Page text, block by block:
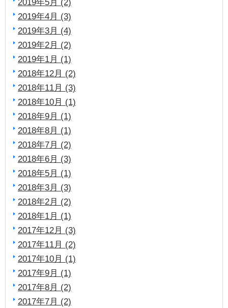
2019年4月 (3)
2019年3月 (4)
2019年2月 (2)
2019年1月 (1)
2018年12月 (2)
2018年11月 (3)
2018年10月 (1)
2018年9月 (1)
2018年8月 (1)
2018年7月 (2)
2018年6月 (3)
2018年5月 (1)
2018年3月 (3)
2018年2月 (2)
2018年1月 (1)
2017年12月 (3)
2017年11月 (2)
2017年10月 (1)
2017年9月 (1)
2017年8月 (2)
2017年7月 (2)